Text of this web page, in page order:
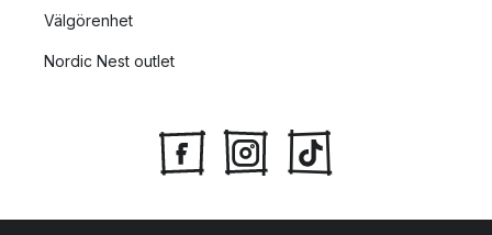
Välgörenhet
Nordic Nest outlet